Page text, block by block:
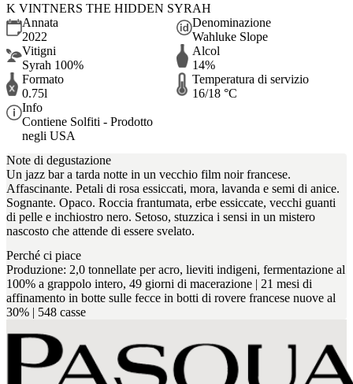
K VINTNERS THE HIDDEN SYRAH
Annata
2022
Denominazione
Wahluke Slope
Vitigni
Syrah 100%
Alcol
14%
Formato
0.75l
Temperatura di servizio
16/18 °C
Info
Contiene Solfiti - Prodotto
negli USA
Note di degustazione
Un jazz bar a tarda notte in un vecchio film noir francese.
Affascinante. Petali di rosa essiccati, mora, lavanda e semi di anice.
Sognante. Opaco. Roccia frantumata, erbe essiccate, vecchi guanti
di pelle e inchiostro nero. Setoso, stuzzica i sensi in un mistero
nascosto che attende di essere svelato.
Perché ci piace
Produzione: 2,0 tonnellate per acro, lieviti indigeni, fermentazione al
100% a grappolo intero, 49 giorni di macerazione | 21 mesi di
affinamento in botte sulle fecce in botti di rovere francese nuove al
30% | 548 casse